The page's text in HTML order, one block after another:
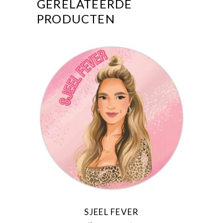
GERELATEERDE
PRODUCTEN
SJEEL FEVER